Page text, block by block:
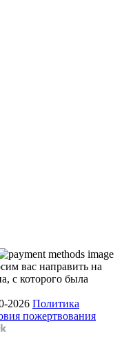
вас направить на
с которого была
2026 Политика
пожертвования